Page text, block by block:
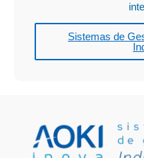
Sistemas de